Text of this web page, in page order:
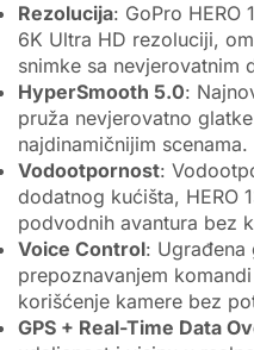
Rezolucija: GoPro HERO
6K Ultra HD rezoluciji,
snimke sa nevjerovatnim
HyperSmooth 5.0:
pruža nevjerovatno
najdinamičnijim scenama.
Vodootpornost:
dodatnog kućišta, HERO
podvodnih avantura bez
Voice Control: Ugrađena
prepoznavanjem
korišćenje kamere bez
GPS + Real-Time Data